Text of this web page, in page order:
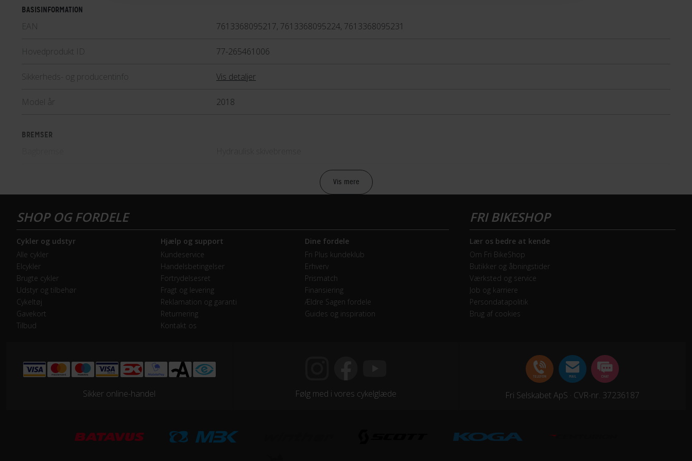
BASISINFORMATION
EAN 7613368095217, 7613368095224, 7613368095231
Hovedprodukt ID 77-265461006
Sikkerheds- og producentinfo Vis detaljer
Model år 2018
BREMSER
Hydraulisk skivebremse Shimano BR-M315
Forskifter
Geartype
Kassette Shimano CS-HG200-9 - 11x34T
Kranksæt
Skiftegreb
Vis mere
Cykler og udstyr
Alle cykler
Elcykler
Brugte cykler
Udstyr og tilbehør
Cykeltøj
Gavekort
Tilbud
Hjælp og support
Kundeservice
Handelsbetingelser
Fortrydelsesret
Fragt og levering
Reklamation og garanti
Returnering
Kontakt os
Dine fordele
Fri Plus kundeklub
Erhverv
Prismatch
Finansiering
Ældre Sagen fordele
Guides og inspiration
Lær os bedre at kende
Om Fri BikeShop
Butikker og åbningstider
Værksted og service
Job og karriere
Persondatapolitik
Brug af cookies
Sikker online-handel Følg med i vores cykelglæde Fri Selskabet ApS · CVR-nr. 37236187